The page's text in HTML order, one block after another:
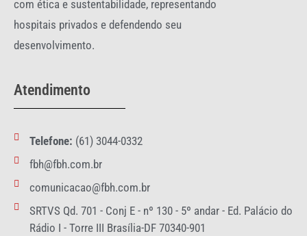
com ética e sustentabilidade, representando
hospitais privados e defendendo seu
desenvolvimento.
Atendimento
Telefone: (61) 3044-0332
fbh@fbh.com.br
comunicacao@fbh.com.br
SRTVS Qd. 701 - Conj E - nº 130 - 5º andar - Ed. Palácio do
Rádio I - Torre III Brasília-DF 70340-901